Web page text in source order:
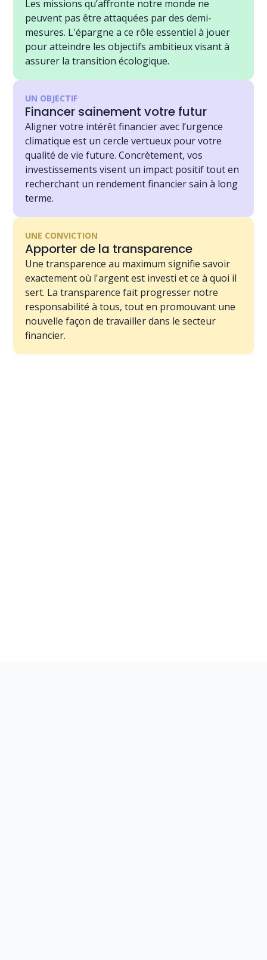
Les missions qu’affronte notre monde ne
peuvent pas être attaquées par des demi-
mesures. L'épargne a ce rôle essentiel à jouer
pour atteindre les objectifs ambitieux visant à
assurer la transition écologique.
UN OBJECTIF
Financer sainement votre futur
Aligner votre intérêt financier avec l’urgence
climatique est un cercle vertueux pour votre
qualité de vie future. Concrètement, vos
investissements visent un impact positif tout en
recherchant un rendement financier sain à long
terme.
UNE CONVICTION
Apporter de la transparence
Une transparence au maximum signifie savoir
exactement où l'argent est investi et ce à quoi il
sert. La transparence fait progresser notre
responsabilité à tous, tout en promouvant une
nouvelle façon de travailler dans le secteur
financier.